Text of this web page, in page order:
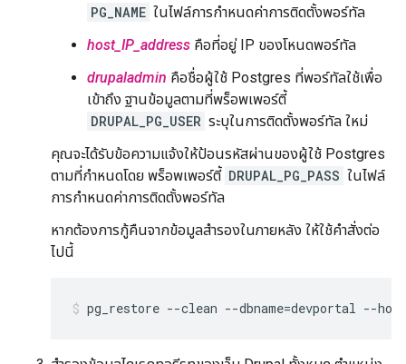
PG_NAME ในไฟล์การกำหนดค่าการติดตั้งพอร์ทัล
host_IP_address คือที่อยู่ IP ของโหนดพอร์ทัล
drupaladmin คือชื่อผู้ใช้ Postgres ที่พอร์ทัลใช้เพื่อ
เข้าถึง ฐานข้อมูลตามที่พร็อพเพอร์ตี้
DRUPAL_PG_USER ระบุในการติดตั้งพอร์ทัล ใหม่
คุณจะได้รับข้อความแจ้งให้ป้อนรหัสผ่านของผู้ใช้ Postgres
ตามที่กำหนดโดย พร็อพเพอร์ตี้ DRUPAL_PG_PASS ในไฟล์
การกำหนดค่าการติดตั้งพอร์ทัล
หากต้องการกู้คืนจากข้อมูลสำรองในภายหลัง ให้ใช้คำสั่งต่อ
ไปนี้
pg_restore --clean --dbname=devportal --